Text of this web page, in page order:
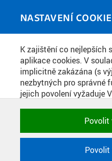
NASTAVENÍ
K zajištění co nejlepších
aplikace cookies. V
implicitně zakázána (s
nezbytných pro správné
jejich povolení vyžaduje
zakázat, případně vybrat
kategorie. Svoje
kdykoli změnit.
Povolit
Povolit
MEDIATÉKA
NÁZEV